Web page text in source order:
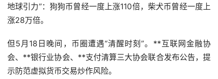
地球引力”：狗狗币曾经一度上涨110倍，柴犬币曾经一度上
涨28万倍。
但5月18日晚间，币圈遭遇“清醒时刻”。**互联网金融协
会、**银行业协会、**支付清算三大协会联合发布公告，提
示防范虚拟货币交易炒作风险。